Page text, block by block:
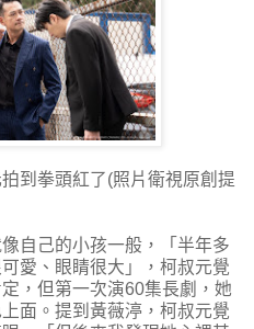
到拳頭紅了(照片衛視原創提
自己的小孩一般，「半年多
愛、眼睛很大」，柯叔元覺
，但第一次演60集長劇，她
面。提到黃薇渟，柯叔元覺